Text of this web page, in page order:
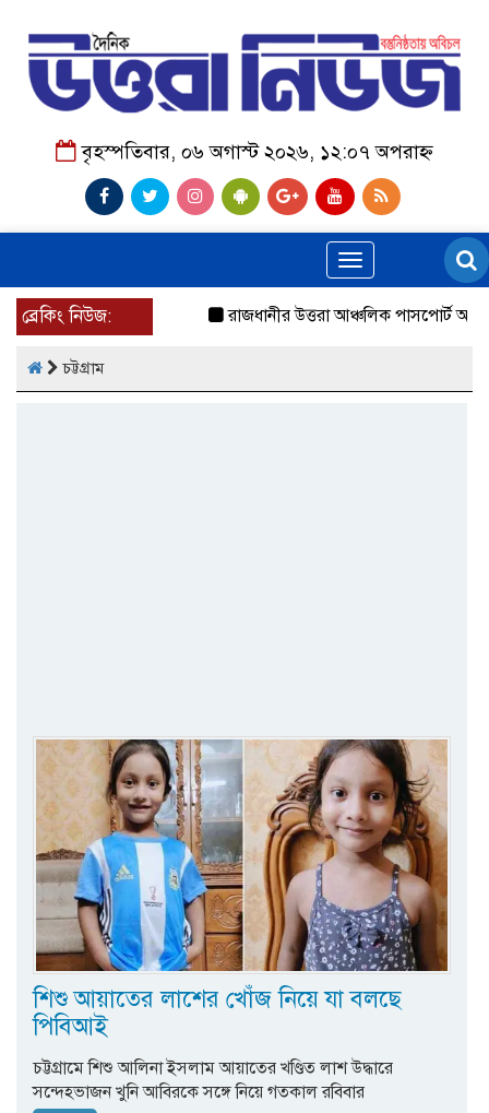
বৃহস্পতিবার, ০৬ অগাস্ট ২০২৬, ১২:০৭ অপরাহ্ন
Toggle
navigation
ব্রেকিং নিউজ: রাজধানীর উত্তরা আঞ্চলিক পাসপোর্ট
চট্টগ্রাম
শিশু আয়াতের লাশের খোঁজ নিয়ে যা বলছে
পিবিআই
চট্টগ্রামে শিশু আলিনা ইসলাম আয়াতের খণ্ডিত লাশ উদ্ধারে
সন্দেহভাজন খুনি আবিরকে সঙ্গে নিয়ে গতকাল রবিবার